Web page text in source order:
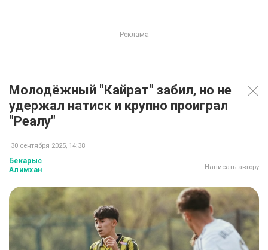
Молодёжный "Кайрат" забил, но не
удержал натиск и крупно проиграл
"Реалу"
30 сентября 2025, 14:38
Бекарыс
Алимхан
Написать автору